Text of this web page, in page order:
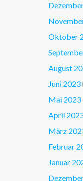
Oktober
August
Juni 2023
Mai 2023
April
März
Februar
Januar